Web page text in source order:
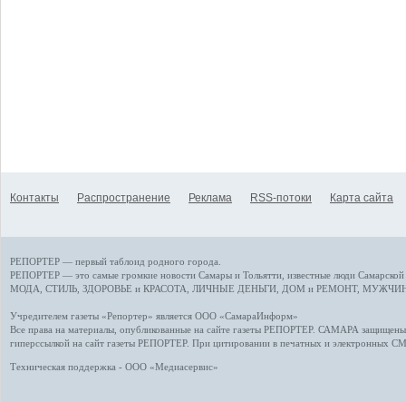
Контакты Распространение Реклама RSS-потоки Карта сайта
РЕПОРТЕР — первый таблоид родного города.
РЕПОРТЕР — это самые громкие новости Самары и Тольятти, известные люди
МОДА, СТИЛЬ ЗДОРОВЬЕ и КРАСОТА ЛИЧНЫЕ ДЕНЬГИ ДОМ и РЕМОНТ,
Учредителем газеты «Репортер» является ООО «СамараИнформ»
Все права на материалы, опубликованные на сайте газеты РЕПОРТЕР. САМАРА защищены.
гиперссылкой на сайт газеты РЕПОРТЕР. При цитировании в печатных и электронных
Техническая поддержка - ООО «Медиасервис»